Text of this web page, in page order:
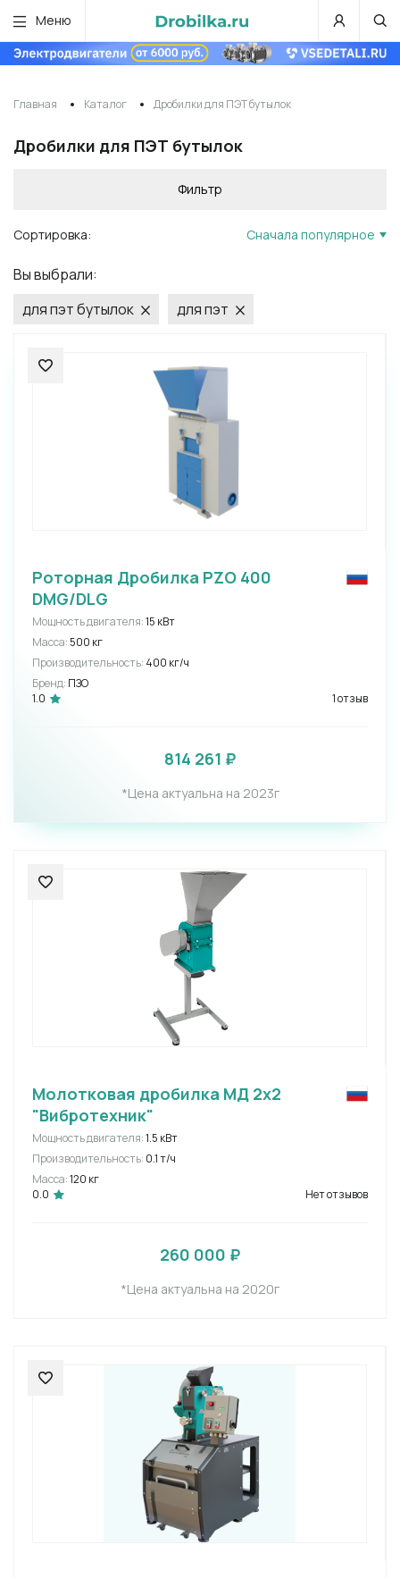
Меню
Главная Каталог Дробилки для ПЭТ бутылок
Дробилки для ПЭТ бутылок
Фильтр
Сортировка: Сначала популярное
Вы выбрали:
для пэт бутылок
для пэт
Роторная Дробилка PZO 400
DMG/DLG
Мощность двигателя:15 кВт
Масса: 500 кг
Производительность: 400 кг/ч
Бренд: ПЗО
1.0
1 отзыв
814 261 ₽
*Цена актуальна на 2023г
Молотковая дробилка МД 2х2
"Вибротехник"
Мощность двигателя:1.5 кВт
Производительность: 0.1 т/ч
Масса:120 кг
0.0
Нет отзывов
260 000 ₽
*Цена актуальна на 2020г